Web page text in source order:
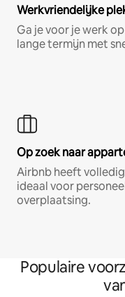
Werkvriendelijke
Ga je voor je werk
lange termijn met
Op zoek naar
Airbnb heeft
ideaal voor
overplaatsing.
Populaire